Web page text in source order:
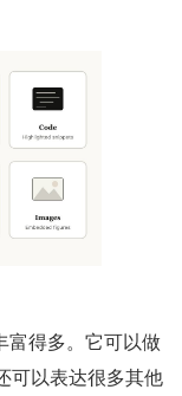
富得多。它可以做
可以表达很多其他